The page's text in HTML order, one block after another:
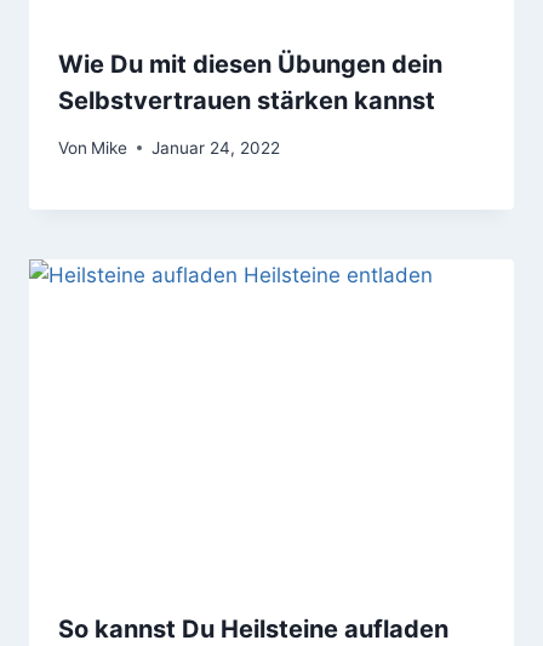
Wie Du mit diesen Übungen dein
Selbstvertrauen stärken kannst
Von Mike Januar 24, 2022
So kannst Du Heilsteine aufladen